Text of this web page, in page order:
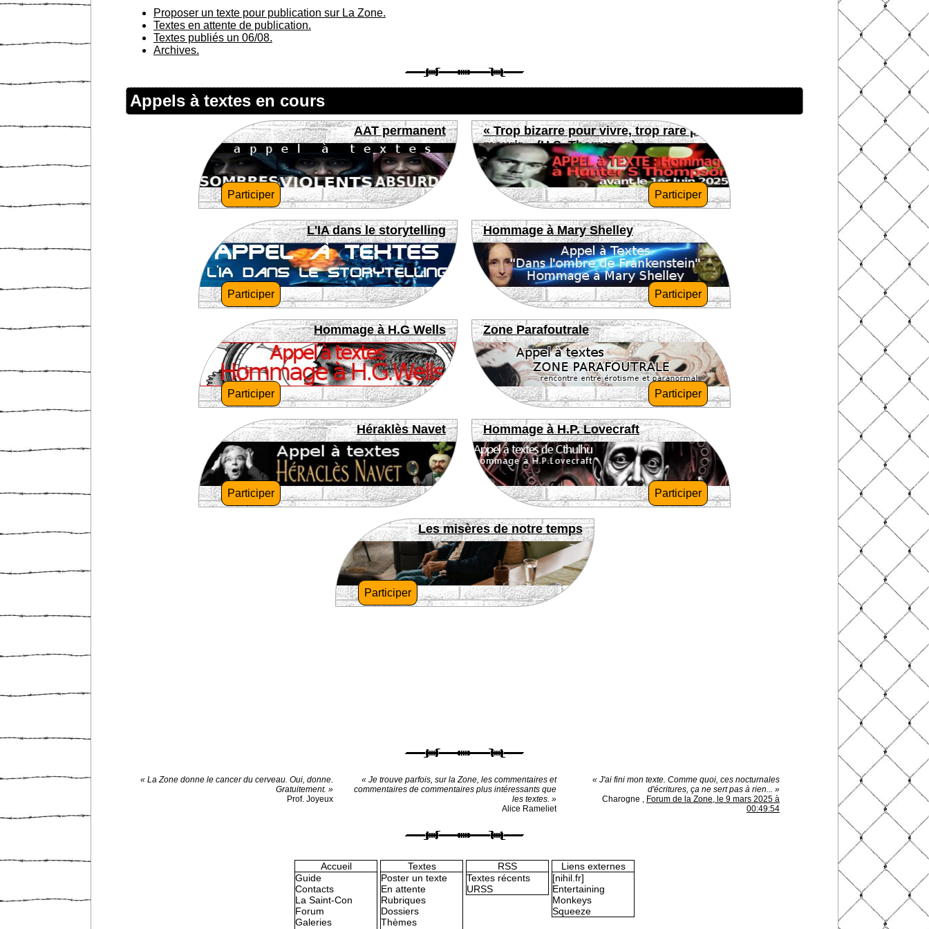
Proposer un texte pour publication sur La Zone.
Textes en attente de publication.
Textes publiés un 06/08.
Archives.
Appels à textes en cours
AAT permanent
Participer
« Trop bizarre pour vivre, trop rare pour
mourir » (H.S. Thompson)
Participer
L'IA dans le storytelling
Participer
Hommage à Mary Shelley
Participer
Hommage à H.G Wells
Participer
Zone Parafoutrale
Participer
Héraklès Navet
Participer
Hommage à H.P. Lovecraft
Participer
Les misères de notre temps
Participer
« La Zone donne le cancer du cerveau. Oui, donne.
Gratuitement. »
Prof. Joyeux
« Je trouve parfois, sur la Zone, les commentaires et
commentaires de commentaires plus intéressants que
les textes. »
Alice Rameliet
« J'ai fini mon texte. Comme quoi, ces nocturnales
d'écritures, ça ne sert pas à rien... »
Charogne , Forum de la Zone, le 9 mars 2025 à
00:49:54
Accueil
Guide
Contacts
La Saint-Con
Forum
Galeries
Textes
Poster un texte
En attente
Rubriques
Dossiers
Thèmes
RSS
Textes récents
URSS
Liens externes
[nihil.fr]
Entertaining
Monkeys
Squeeze